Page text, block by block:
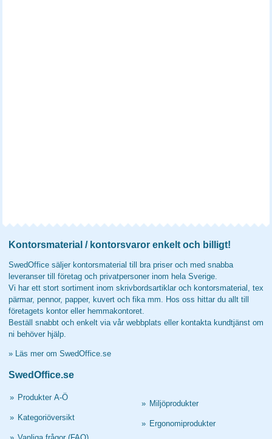
Kontorsmaterial / kontorsvaror enkelt och billigt!
SwedOffice säljer kontorsmaterial till bra priser och med snabba
leveranser till företag och privatpersoner inom hela Sverige.
Vi har ett stort sortiment inom skrivbordsartiklar och kontorsmaterial, tex
pärmar, pennor, papper, kuvert och fika mm. Hos oss hittar du allt till
företagets kontor eller hemmakontoret.
Beställ snabbt och enkelt via vår webbplats eller kontakta kundtjänst om
ni behöver hjälp.
» Läs mer om SwedOffice.se
SwedOffice.se
» Produkter A-Ö
» Kategoriöversikt
» Miljöprodukter
» Ergonomiprodukter